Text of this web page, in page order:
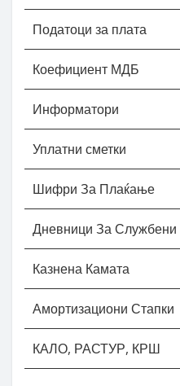
Податоци за плата
Коефициент МДБ
Информатори
Уплатни сметки
Шифри За Плаќање
Дневници За
Казнена Камата
Амортизациони Стапки
КАЛО, РАСТУР, КРШ